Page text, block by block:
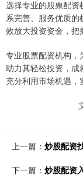
选择专业的股票配
系完善、服务优质
效放大投资资金，把
专业股票配资机构，
助力其轻松投资，
充分利用市场机遇，
上一篇： 炒股配资
下一篇： 炒股配资